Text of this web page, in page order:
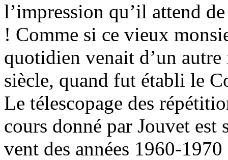
l’impression qu’il attend
! Comme si ce vieux
quotidien venait d’un
siècle, quand fut établi le
Le télescopage des
cours donné par Jouvet est
vent des années 1960-